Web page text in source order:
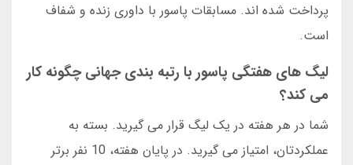
پرداخت شده اند. مسابقات پاسور با داوری زنده و شفاف
است.
لیگ های هفتگی پاسور با رتبه بندی جهانی چگونه کار
می کند؟
شما در هر هفته در یک لیگ قرار می گیرید. بسته به
عملکردتان، امتیاز می گیرید. در پایان هفته، 10 نفر برتر